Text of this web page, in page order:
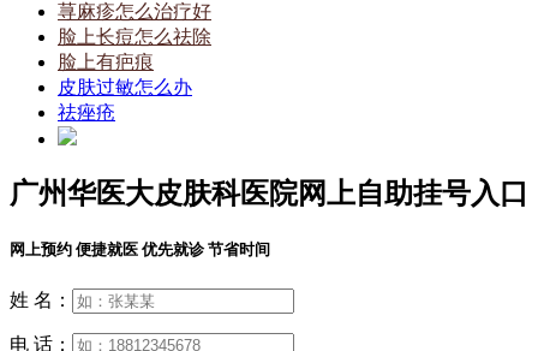
荨麻疹怎么治疗好
脸上长痘怎么祛除
脸上有疤痕
皮肤过敏怎么办
祛痤疮
广州华医大皮肤科医院网上自助挂号入口
网上预约 便捷就医 优先就诊 节省时间
姓 名：
电 话：